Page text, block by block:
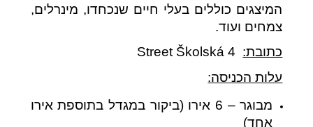
המיצגים כוללים בעלי חיים שנכחדו, מינרלים,
צמחים ועוד.
כתובת:
עלות הכניסה:
מבוגר – 6 אירו (ביקור במגדל בתוספת אירו
אחד)